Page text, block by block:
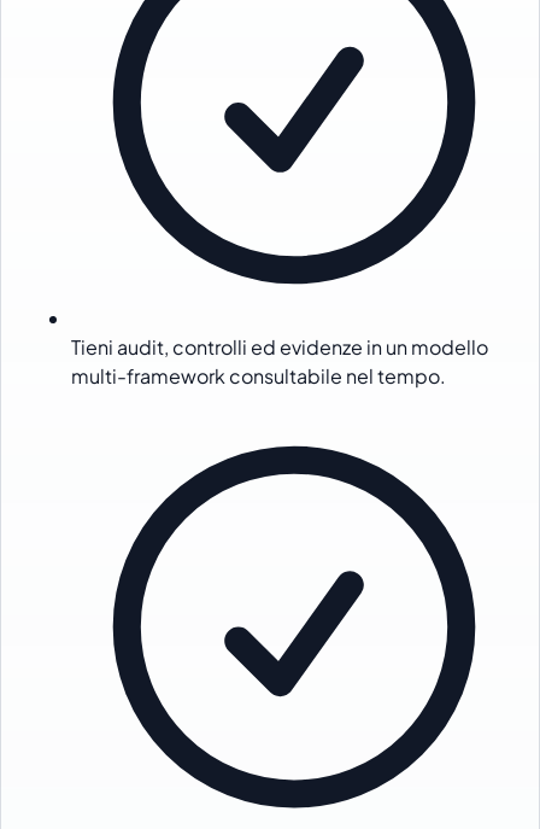
Tieni audit, controlli ed evidenze in un modello
multi-framework consultabile nel tempo.